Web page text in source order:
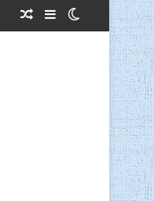
Willekeurig Artikel
SidebarSwitch skin